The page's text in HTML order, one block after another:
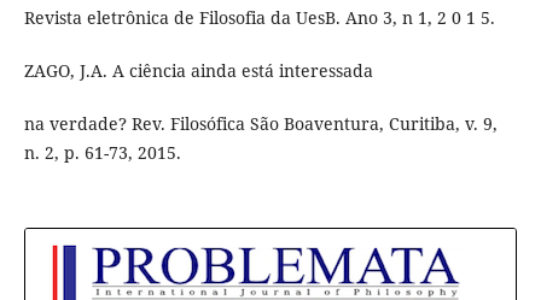
Revista eletrônica de Filosofia da UesB. Ano 3, n 1, 2 0 1 5.
ZAGO, J.A. A ciência ainda está interessada
na verdade? Rev. Filosófica São Boaventura, Curitiba, v. 9,
n. 2, p. 61-73, 2015.